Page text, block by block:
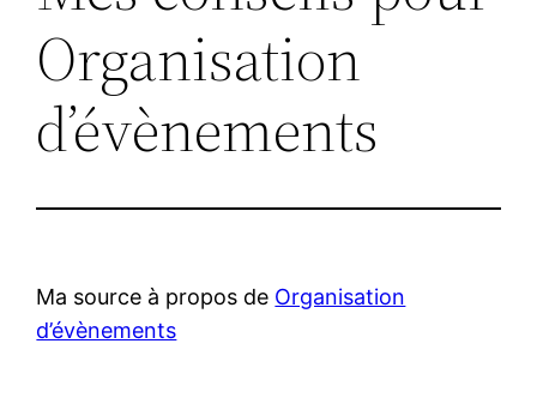
Organisation
d’évènements
Ma source à propos de Organisation
d’évènements